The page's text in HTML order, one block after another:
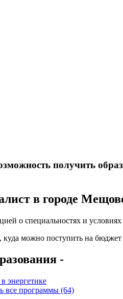
получить
в городе
о специальностях и условиях
можно поступить на
-
энергетике
все программы (64)